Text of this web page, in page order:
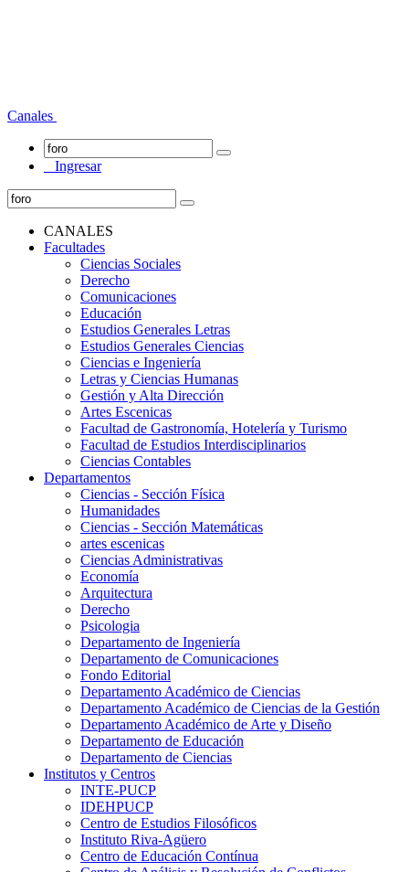
Canales
Ingresar
CANALES
Facultades
Ciencias Sociales
Derecho
Comunicaciones
Educación
Estudios Generales Letras
Estudios Generales Ciencias
Ciencias e Ingeniería
Letras y Ciencias Humanas
Gestión y Alta Dirección
Artes Escenicas
Facultad de Gastronomía, Hotelería y Turismo
Facultad de Estudios Interdisciplinarios
Ciencias Contables
Departamentos
Ciencias - Sección Física
Humanidades
Ciencias - Sección Matemáticas
artes escenicas
Ciencias Administrativas
Economía
Arquitectura
Derecho
Psicologia
Departamento de Ingeniería
Departamento de Comunicaciones
Fondo Editorial
Departamento Académico de Ciencias
Departamento Académico de Ciencias de la Gestión
Departamento Académico de Arte y Diseño
Departamento de Educación
Departamento de Ciencias
Institutos y Centros
INTE-PUCP
IDEHPUCP
Centro de Estudios Filosóficos
Instituto Riva-Agüero
Centro de Educación Contínua